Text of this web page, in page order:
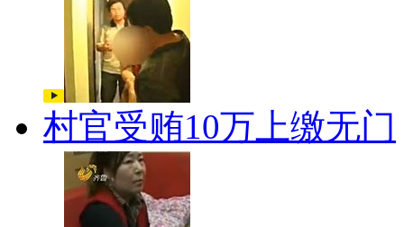
村官受贿10万上缴无门